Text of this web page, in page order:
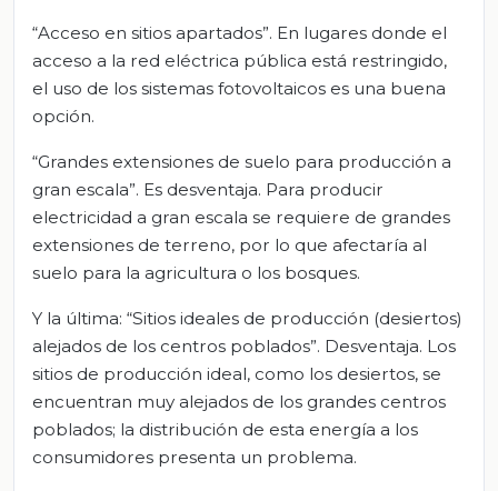
“Acceso en sitios apartados”. En lugares donde el
acceso a la red eléctrica pública está restringido,
el uso de los sistemas fotovoltaicos es una buena
opción.
“Grandes extensiones de suelo para producción a
gran escala”. Es desventaja. Para producir
electricidad a gran escala se requiere de grandes
extensiones de terreno, por lo que afectaría al
suelo para la agricultura o los bosques.
Y la última: “Sitios ideales de producción (desiertos)
alejados de los centros poblados”. Desventaja. Los
sitios de producción ideal, como los desiertos, se
encuentran muy alejados de los grandes centros
poblados; la distribución de esta energía a los
consumidores presenta un problema.